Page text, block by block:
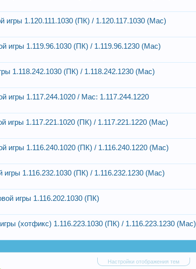
игры 1.120.111.1030 (ПК) / 1.120.117.1030 (Mac)
игры 1.119.96.1030 (ПК) / 1.119.96.1230 (Mac)
1.118.242.1030 (ПК) / 1.118.242.1230 (Mac)
игры 1.117.244.1020 / Mac: 1.117.244.1220
игры 1.117.221.1020 (ПК) / 1.117.221.1220 (Mac)
игры 1.116.240.1020 (ПК) / 1.116.240.1220 (Mac)
1.116.232.1030 (ПК) / 1.116.232.1230 (Mac)
игры 1.116.202.1030 (ПК)
(хотфикс) 1.116.223.1030 (ПК) / 1.116.223.1230 (Mac)
Настройки отображения тем